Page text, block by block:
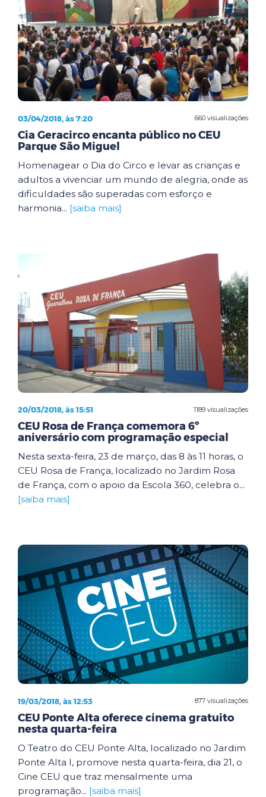
660 visualizações
03/04/2018, às 7:20
Cia Geracirco encanta público no CEU
Parque São Miguel
Homenagear o Dia do Circo e levar as crianças e
adultos a vivenciar um mundo de alegria, onde as
dificuldades são superadas com esforço e
harmonia... [saiba mais]
1189 visualizações
20/03/2018, às 15:51
CEU Rosa de França comemora 6º
aniversário com programação especial
Nesta sexta-feira, 23 de março, das 8 às 11 horas, o
CEU Rosa de França, localizado no Jardim Rosa
de França, com o apoio da Escola 360, celebra o...
[saiba mais]
877 visualizações
19/03/2018, às 12:53
CEU Ponte Alta oferece cinema gratuito
nesta quarta-feira
O Teatro do CEU Ponte Alta, localizado no Jardim
Ponte Alta I, promove nesta quarta-feira, dia 21, o
Cine CEU que traz mensalmente uma
programação... [saiba mais]